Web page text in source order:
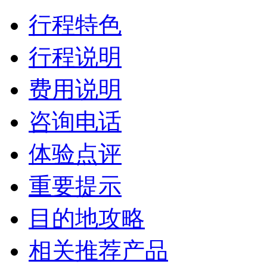
行程特色
行程说明
费用说明
咨询电话
体验点评
重要提示
目的地攻略
相关推荐产品